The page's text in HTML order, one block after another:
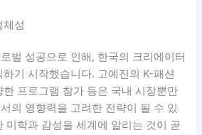
체성
벌 성공으로 인해, 한국의 크리에이터
기 시작했습니다. 고예진의 K-패션
프로그램 참가 등은 국내 시장뿐만
의 영향력을 고려한 전략이 될 수 있
미학과 감성을 세계에 알리는 것이 곧